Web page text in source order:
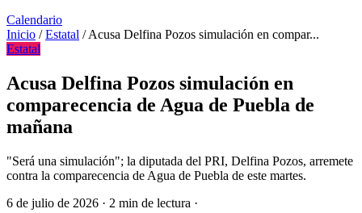
Calendario
Inicio / Estatal / Acusa Delfina Pozos simulación en compar...
Estatal
Acusa Delfina Pozos simulación en
comparecencia de Agua de Puebla de
mañana
"Será una simulación"; la diputada del PRI, Delfina Pozos, arremete
contra la comparecencia de Agua de Puebla de este martes.
6 de julio de 2026 · 2 min de lectura ·